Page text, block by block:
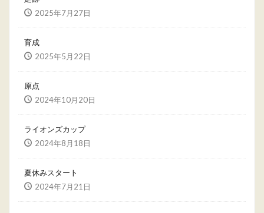
2025年7月27日
育成
2025年5月22日
原点
2024年10月20日
ライオンズカップ
2024年8月18日
夏休みスタート
2024年7月21日